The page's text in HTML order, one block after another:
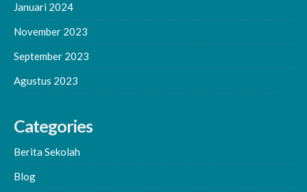
Januari 2024
November 2023
September 2023
Agustus 2023
Categories
Berita Sekolah
Blog